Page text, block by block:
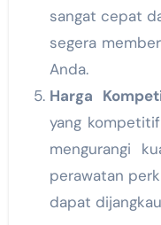
sangat cepat
segera
Anda.
Harga
yang
mengurangi
perawatan
dapat